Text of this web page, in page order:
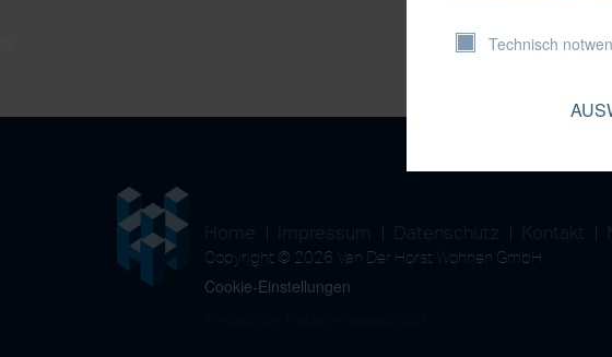
Home Impressum Datenschutz Kontakt
Copyright © 2026 Van Der Horst Wohnen GmbH
Cookie-Einstellungen
Technisch